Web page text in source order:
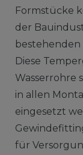
Formstücke
der
Diese
Wasserrohre
in allen
eingesetzt
für